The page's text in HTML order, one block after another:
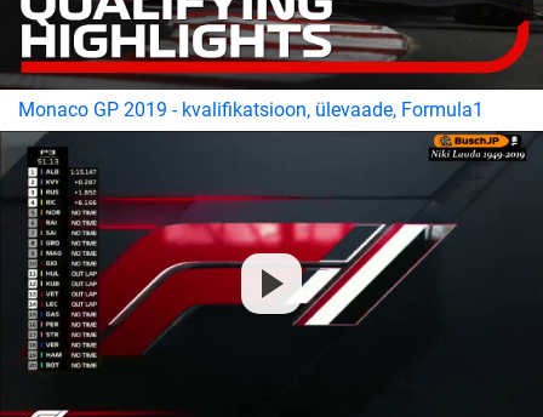
Monaco GP 2019 - kvalifikatsioon, ülevaade, Formula1